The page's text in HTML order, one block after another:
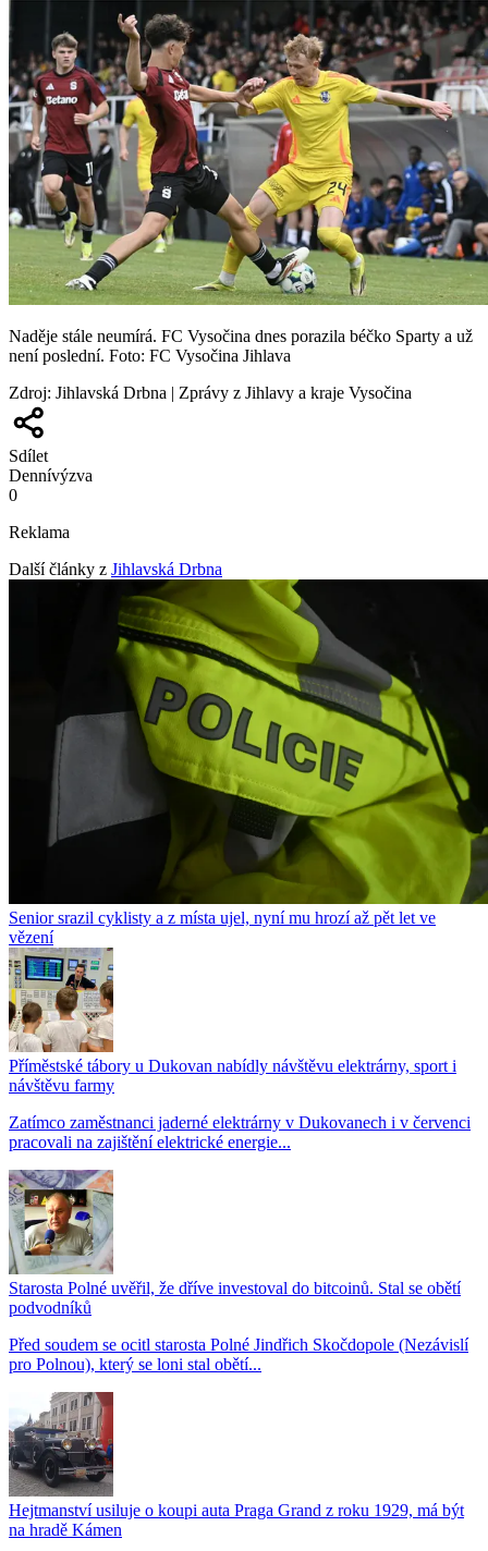
Naděje stále neumírá. FC Vysočina dnes porazila béčko Sparty a už
není poslední. Foto: FC Vysočina Jihlava
Zdroj: Jihlavská Drbna | Zprávy z Jihlavy a kraje Vysočina
Sdílet
Dennívýzva
0
Reklama
Další články z Jihlavská Drbna
Senior srazil cyklisty a z místa ujel, nyní mu hrozí až pět let ve
vězení
Příměstské tábory u Dukovan nabídly návštěvu elektrárny, sport i
návštěvu farmy
Zatímco zaměstnanci jaderné elektrárny v Dukovanech i v červenci
pracovali na zajištění elektrické energie...
Starosta Polné uvěřil, že dříve investoval do bitcoinů. Stal se obětí
podvodníků
Před soudem se ocitl starosta Polné Jindřich Skočdopole (Nezávislí
pro Polnou), který se loni stal obětí...
Hejtmanství usiluje o koupi auta Praga Grand z roku 1929, má být
na hradě Kámen